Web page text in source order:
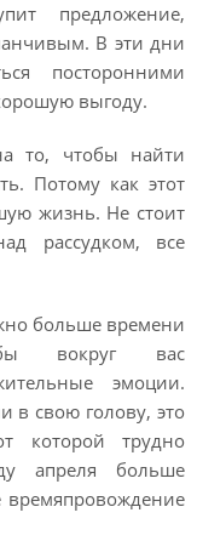
предложение,
В эти дни
посторонними
выгоду.
то, чтобы найти
Потому как этот
жизнь. Не стоит
рассудком, все
больше времени
вокруг вас
эмоции.
в свою голову, это
которой трудно
апреля больше
времяпровождение